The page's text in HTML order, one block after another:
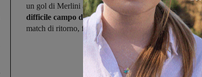
un gol di Merlini arrivato alla mezz'ora del primo
difficile campo di San Piero a Sieve
e si
match di ritorno, fra le mura amiche domenica 4